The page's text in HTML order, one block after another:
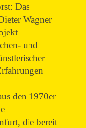
Das
Wagner
und
den 1970er
die bereit